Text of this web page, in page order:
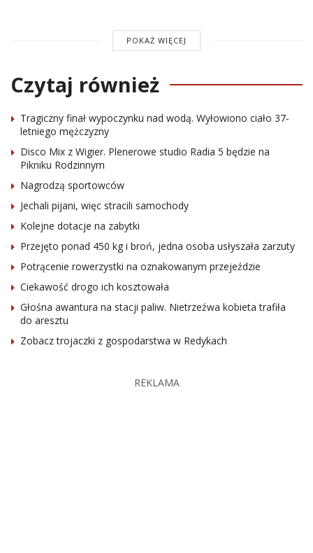
POKAŻ WIĘCEJ
Czytaj również
Tragiczny finał wypoczynku nad wodą. Wyłowiono ciało 37-
letniego mężczyzny
Disco Mix z Wigier. Plenerowe studio Radia 5 będzie na
Pikniku Rodzinnym
Nagrodzą sportowców
Jechali pijani, więc stracili samochody
Kolejne dotacje na zabytki
Przejęto ponad 450 kg i broń, jedna osoba usłyszała zarzuty
Potrącenie rowerzystki na oznakowanym przejeździe
Ciekawość drogo ich kosztowała
Głośna awantura na stacji paliw. Nietrzeźwa kobieta trafiła
do aresztu
Zobacz trojaczki z gospodarstwa w Redykach
REKLAMA